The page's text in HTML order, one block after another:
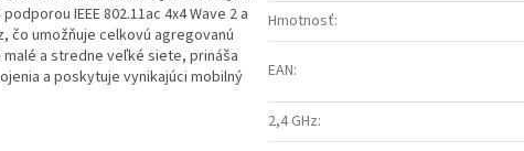
IEEE 802.11ac 4x4 Wave 2 a
čo umožňuje celkovú agregovanú
a stredne veľké siete, prináša
a poskytuje vynikajúci mobilný
Hmotnosť:
EAN:
2,4 GHz: